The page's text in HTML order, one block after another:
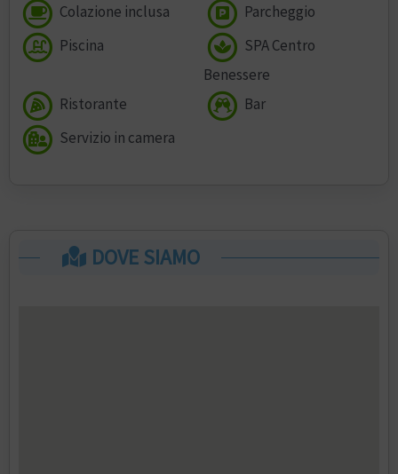
Colazione inclusa
Parcheggio
Piscina
SPA Centro
Benessere
Ristorante
Bar
Servizio in camera
DOVE SIAMO